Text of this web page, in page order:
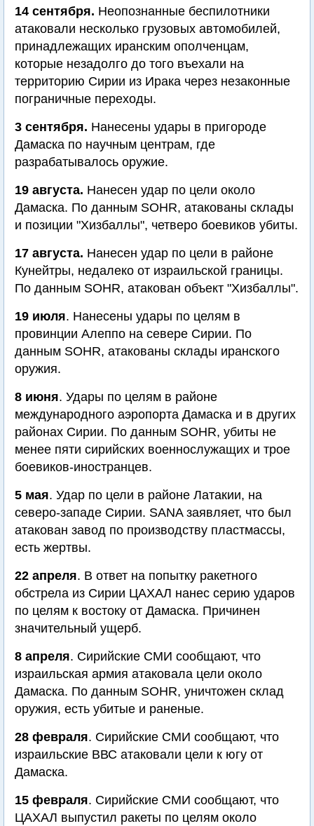
14 сентября. Неопознанные беспилотники
атаковали несколько грузовых автомобилей,
принадлежащих иранским ополченцам,
которые незадолго до того въехали на
территорию Сирии из Ирака через незаконные
пограничные переходы.
3 сентября. Нанесены удары в пригороде
Дамаска по научным центрам, где
разрабатывалось оружие.
19 августа. Нанесен удар по цели около
Дамаска. По данным SOHR, атакованы склады
и позиции "Хизбаллы", четверо боевиков убиты.
17 августа. Нанесен удар по цели в районе
Кунейтры, недалеко от израильской границы.
По данным SOHR, атакован объект "Хизбаллы".
19 июля. Нанесены удары по целям в
провинции Алеппо на севере Сирии. По
данным SOHR, атакованы склады иранского
оружия.
8 июня. Удары по целям в районе
международного аэропорта Дамаска и в других
районах Сирии. По данным SOHR, убиты не
менее пяти сирийских военнослужащих и трое
боевиков-иностранцев.
5 мая. Удар по цели в районе Латакии, на
северо-западе Сирии. SANA заявляет, что был
атакован завод по производству пластмассы,
есть жертвы.
22 апреля. В ответ на попытку ракетного
обстрела из Сирии ЦАХАЛ нанес серию ударов
по целям к востоку от Дамаска. Причинен
значительный ущерб.
8 апреля. Сирийские СМИ сообщают, что
израильская армия атаковала цели около
Дамаска. По данным SOHR, уничтожен склад
оружия, есть убитые и раненые.
28 февраля. Сирийские СМИ сообщают, что
израильские ВВС атаковали цели к югу от
Дамаска.
15 февраля. Сирийские СМИ сообщают, что
ЦАХАЛ выпустил ракеты по целям около